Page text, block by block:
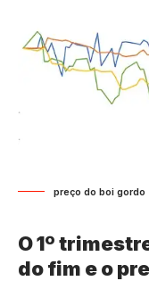
preço do boi gordo
O 1º
do fim e o